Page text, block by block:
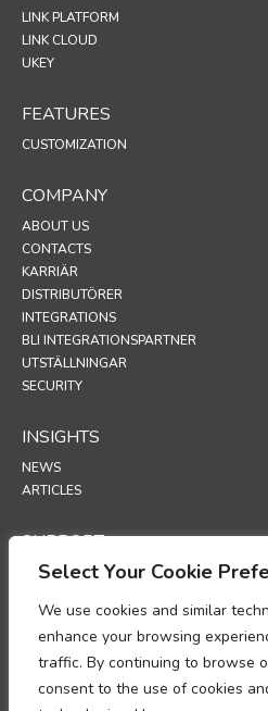
Select Your Cookie
We use cookies and similar
enhance your browsing
traffic. By continuing to browse
consent to the use of cookies
LINK PLATFORM
LINK CLOUD
UKEY
FEATURES
CUSTOMIZATION
COMPANY
ABOUT US
CONTACTS
KARRIÄR
DISTRIBUTÖRER
INTEGRATIONS
BLI INTEGRATIONSPARTNER
UTSTÄLLNINGAR
SECURITY
INSIGHTS
NEWS
ARTICLES
SUPPORT
TECHNICAL PORTAL
POLICIES
INTEGRITETSPOLICY
INFORMATIONSSKAPSLAR
MEMORANDUM OM EFTERLEVNAD